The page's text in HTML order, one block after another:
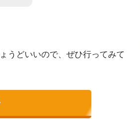
うどいいので、ぜひ行ってみて